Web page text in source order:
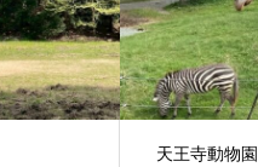
天王寺動物園